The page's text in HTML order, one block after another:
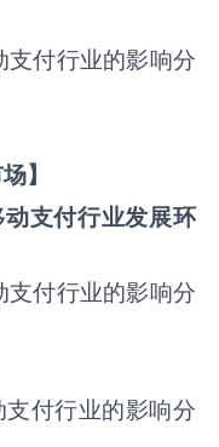
付行业的影响分
】
动支付行业发展环
付行业的影响分
付行业的影响分